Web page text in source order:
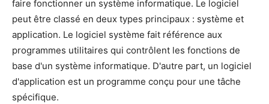
faire fonctionner un système informatique. Le logiciel
peut être classé en deux types principaux : système et
application. Le logiciel système fait référence aux
programmes utilitaires qui contrôlent les fonctions de
base d'un système informatique. D'autre part, un logiciel
d'application est un programme conçu pour une tâche
spécifique.